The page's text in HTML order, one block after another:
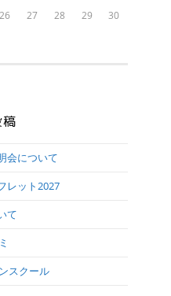
26 27 28 29 30
会について
レット2027
て
スクール